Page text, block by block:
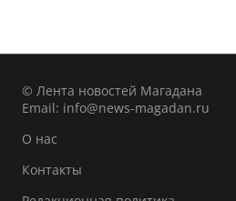
© Лента новостей Магадана
Email: info@news-magadan.ru
О нас
Контакты